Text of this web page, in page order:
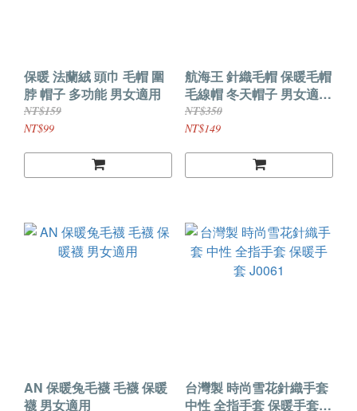
保暖 法蘭絨 頭巾 毛帽 圍
脖 帽子 多功能 男女適用
NT$159
NT$99
航海王 針織毛帽 保暖毛帽
毛線帽 冬天帽子 男女適用
日本正版授權
NT$350
NT$149
AN 保暖兔毛襪 毛襪 保暖
襪 男女適用
台灣製 時尚雪花針織手套
中性 全指手套 保暖手套